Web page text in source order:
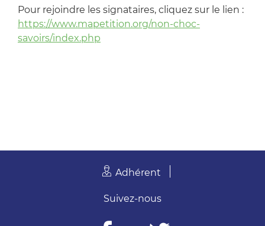
Pour rejoindre les signataires, cliquez sur le lien :
https://www.mapetition.org/non-choc-
savoirs/index.php
Adhérent
Suivez-nous